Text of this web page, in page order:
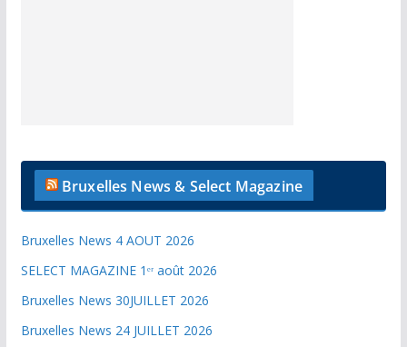
Bruxelles News & Select Magazine
Bruxelles News 4 AOUT 2026
SELECT MAGAZINE 1ᵉʳ août 2026
Bruxelles News 30JUILLET 2026
Bruxelles News 24 JUILLET 2026